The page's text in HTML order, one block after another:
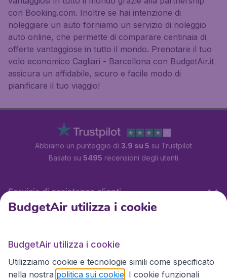
con Booking.com. Inoltre se hai intenzione di
noleggiare un auto forniamo un servizio di noleggio
auto online, che permette di comparare centinaia di
offerte vantaggiose in tutto il mondo. Prenotare il tuo
volo economico Cagliari - Barcellona con BudgetAir.it
assicura un affidabile, sicuro e facile modo di
pianificare il tuo viaggio!
Abbiamo un punteggio di 3.9 su 5 su Trustpilot
Basato su 5495 recensioni degli utenti
Servizio di assistenza clienti
Siti internazionali
BudgetAir utilizza i cookie
BudgetAir utilizza i cookie
Utilizziamo cookie e tecnologie simili come specificato
nella nostra politica sui cookie . I cookie funzionali